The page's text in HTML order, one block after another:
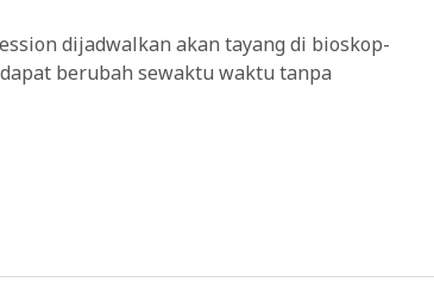
dijadwalkan akan tayang di bioskop-
berubah sewaktu waktu tanpa